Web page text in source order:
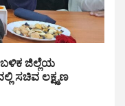
ಜಿಲ್ಲೆಯ
ಸಚಿವ ಲಕ್ಷ್ಮಣ